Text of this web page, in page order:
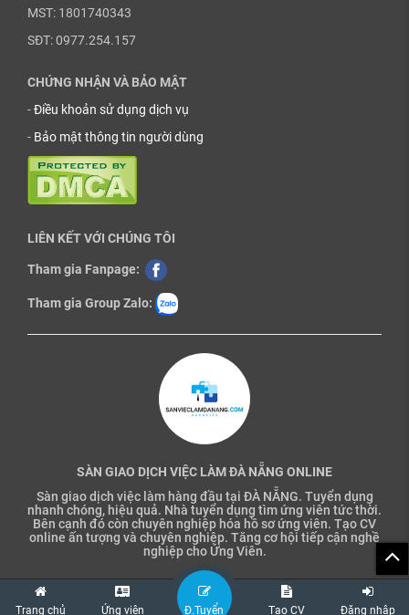
Trang chủ Ứng viên Đ.Tuyển Tạo CV Đăng nhập
MST: 1801740343
SĐT: 0977.254.157
CHỨNG NHẬN VÀ BẢO MẬT
-Điều khoản sử dụng dịch vụ
- Bảo mật thông tin người dùng
LIÊN KẾT VỚI CHÚNG TÔI
Tham gia Fanpage:
Tham gia Group Zalo:
SÀN GIAO DỊCH VIỆC LÀM ĐÀ NẴNG ONLINE
Sàn giao dịch việc làm hàng đầu tại ĐÀ NẴNG. Tuyển dụng
nhanh chóng, hiệu quả. Nhà tuyển dụng tìm ứng viên tức thời.
Bên cạnh đó còn chuyên nghiệp hóa hồ sơ ứng viên. Tạo CV
online ấn tượng và chuyên nghiệp. Tăng cơ hội tiếp cận nghề
nghiệp cho Ứng Viên.